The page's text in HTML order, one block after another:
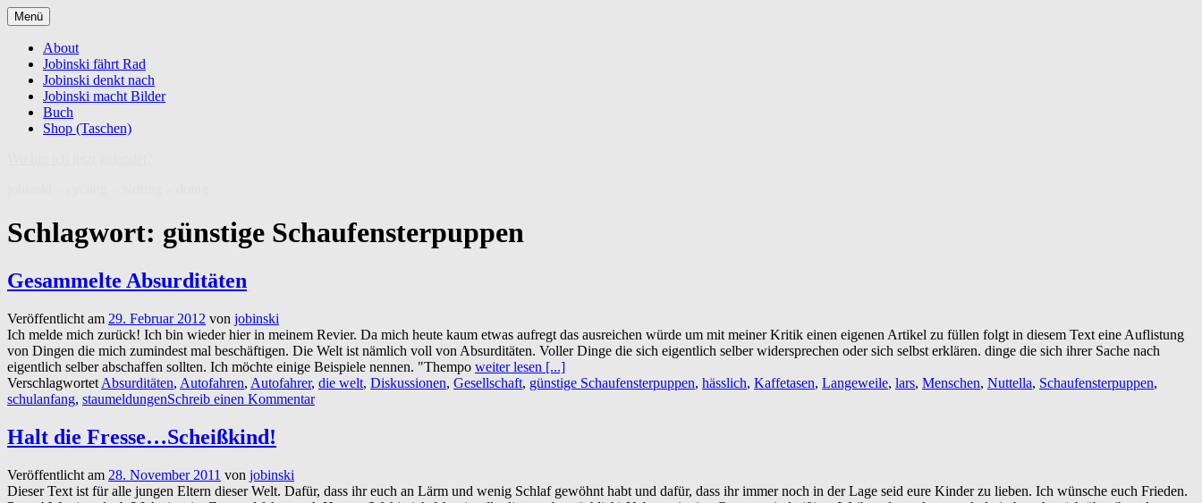
Zum
Inhalt
springen
Menü
About
Jobinski fährt Rad
Jobinski denkt nach
Jobinski macht Bilder
Buch
Shop (Taschen)
Schlagwort: günstige Schaufensterpuppen
Gesammelte Absurditäten
Veröffentlicht am 29. Februar 2012 von jobinski
Ich melde mich zurück! Ich bin wieder hier in meinem Revier. Da mich heute kaum etwas aufregt das ausreichen würde um mit meiner Kritik einen eigenen Artikel zu füllen folgt in diesem Text eine Auflistung
von Dingen die mich zumindest mal beschäftigen. Die Welt ist nämlich voll von Absurditäten. Voller Dinge die sich eigentlich selber widersprechen oder sich selbst erklären. dinge die sich ihrer Sache nach
eigentlich selber abschaffen sollten. Ich möchte einige Beispiele nennen. "Thempo weiter lesen [...]
Verschlagwortet Absurditäten, Autofahren, Autofahrer, die welt, Diskussionen, Gesellschaft, günstige Schaufensterpuppen, hässlich, Kaffetasen, Langeweile, lars, Menschen, Nuttella, Schaufensterpuppen,
schulanfang, staumeldungenSchreib einen Kommentar
Halt die Fresse…Scheißkind!
Veröffentlicht am 28. November 2011 von jobinski
Dieser Text ist für alle jungen Eltern dieser Welt. Dafür, dass ihr euch an Lärm und wenig Schlaf gewöhnt habt und dafür, dass ihr immer noch in der Lage seid eure Kinder zu lieben. Ich wünsche euch Frieden.